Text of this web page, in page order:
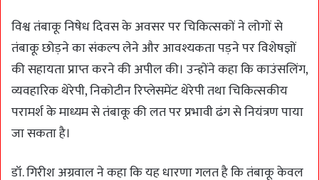
विश्व तंबाकू निषेध दिवस के अवसर पर चिकित्सकों ने लोगों से
तंबाकू छोड़ने का संकल्प लेने और आवश्यकता पड़ने पर विशेषज्ञों
की सहायता प्राप्त करने की अपील की। उन्होंने कहा कि काउंसलिंग,
व्यवहारिक थेरेपी, निकोटीन रिप्लेसमेंट थेरेपी तथा चिकित्सकीय
परामर्श के माध्यम से तंबाकू की लत पर प्रभावी ढंग से नियंत्रण पाया
जा सकता है।
डॉ. गिरीश अग्रवाल ने कहा कि यह धारणा गलत है कि तंबाकू केवल